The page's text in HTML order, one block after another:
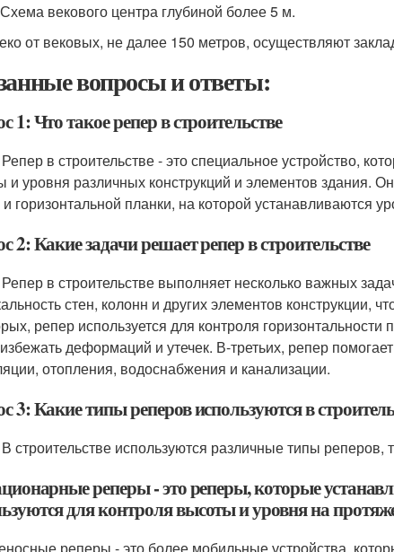
векового центра глубиной более 5 м.
от вековых, не далее 150 метров, осуществляют
вопросы и ответы:
1: Что такое репер в строительстве
в строительстве - это специальное устройство,
и уровня различных конструкций и элементов здания.
и горизонтальной планки, на которой устанавливаются
2: Какие задачи решает репер в строительстве
в строительстве выполняет несколько важных
стен, колонн и других элементов конструкции,
репер используется для контроля
деформаций и утечек. В-третьих, репер
отопления, водоснабжения и канализации.
3: Какие типы реперов используются в
строительстве используются различные типы реперов,
реперы - это реперы, которые
для контроля высоты и уровня на